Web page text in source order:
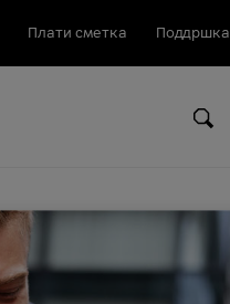
Плати сметка Поддршка